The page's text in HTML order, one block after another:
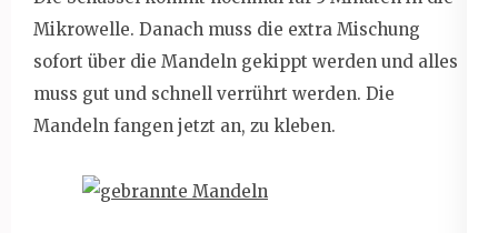
Mikrowelle. Danach muss die extra Mischung
sofort über die Mandeln gekippt werden und alles
muss gut und schnell verrührt werden. Die
Mandeln fangen jetzt an, zu kleben.